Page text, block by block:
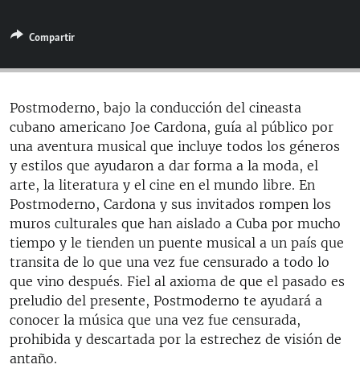
ESPECIALES
ESPECIALES
LA REALIDAD DE LA VIVIENDA EN CUBA
SER VIEJO EN CUBA
KENTU-CUBANO
LOS SANTOS DE HIALEAH
DESINFORMACIÓN RUSA EN AMÉRICA LATINA
LA INVASIÓN DE RUSIA A UCRANIA
MULTIMEDIA
EDITORIALES
SÍGUENOS
Compartir
Postmoderno, bajo la conducción del cineasta
cubano americano Joe Cardona, guía al público por
una aventura musical que incluye todos los géneros
y estilos que ayudaron a dar forma a la moda, el
arte, la literatura y el cine en el mundo libre. En
Postmoderno, Cardona y sus invitados rompen los
muros culturales que han aislado a Cuba por mucho
tiempo y le tienden un puente musical a un país que
transita de lo que una vez fue censurado a todo lo
que vino después. Fiel al axioma de que el pasado es
preludio del presente, Postmoderno te ayudará a
conocer la música que una vez fue censurada,
prohibida y descartada por la estrechez de visión de
antaño.